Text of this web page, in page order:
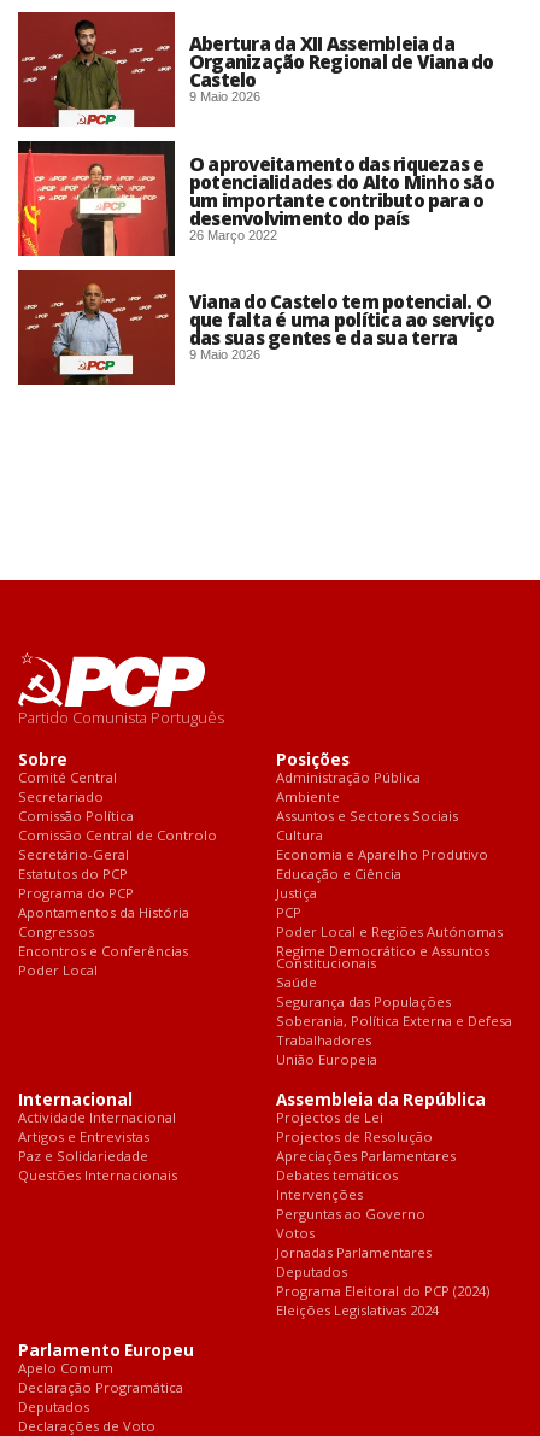
Abertura da XII Assembleia da
Organização Regional de Viana do
Castelo
9 Maio 2026
O aproveitamento das riquezas e
potencialidades do Alto Minho são
um importante contributo para o
desenvolvimento do país
26 Março 2022
Viana do Castelo tem potencial. O
que falta é uma política ao serviço
das suas gentes e da sua terra
9 Maio 2026
Partido Comunista Português
Sobre
Comité Central
Secretariado
Comissão Política
Comissão Central de Controlo
Secretário-Geral
Estatutos do PCP
Programa do PCP
Apontamentos da História
Congressos
Encontros e Conferências
Poder Local
Posições
Administração Pública
Ambiente
Assuntos e Sectores Sociais
Cultura
Economia e Aparelho Produtivo
Educação e Ciência
Justiça
PCP
Poder Local e Regiões Autónomas
Regime Democrático e Assuntos
Constitucionais
Saúde
Segurança das Populações
Soberania, Política Externa e Defesa
Trabalhadores
União Europeia
Internacional
Actividade Internacional
Artigos e Entrevistas
Paz e Solidariedade
Questões Internacionais
Assembleia da República
Projectos de Lei
Projectos de Resolução
Apreciações Parlamentares
Debates temáticos
Intervenções
Perguntas ao Governo
Votos
Jornadas Parlamentares
Deputados
Programa Eleitoral do PCP (2024)
Eleições Legislativas 2024
Parlamento Europeu
Apelo Comum
Declaração Programática
Deputados
Declarações de Voto